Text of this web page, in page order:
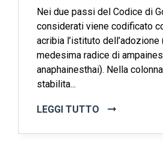
Nei due passi del Codice di
considerati viene codificato
acribia l’istituto
medesima radice di
anaphainesthai). Nella
stabilita...
LEGGI TUTTO